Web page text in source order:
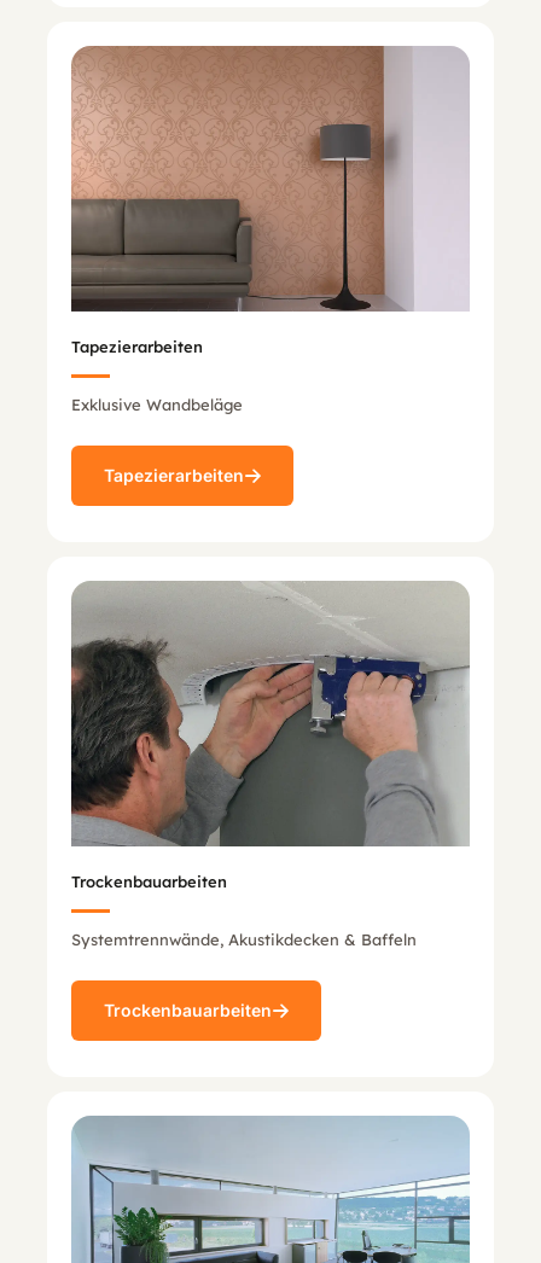
Tapezierarbeiten
Exklusive Wandbeläge
Tapezierarbeiten
Trockenbauarbeiten
Systemtrennwände, Akustikdecken & Baffeln
Trockenbauarbeiten